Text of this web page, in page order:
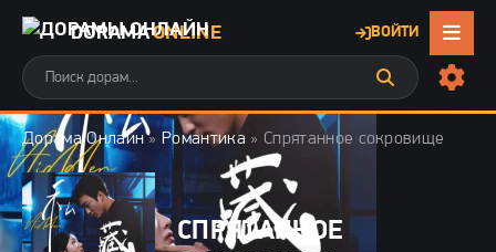
DORAMAONLINE ВОЙТИ
Дорама Онлайн» Романтика » Спрятанное сокровище
СПРЯТАННОЕ